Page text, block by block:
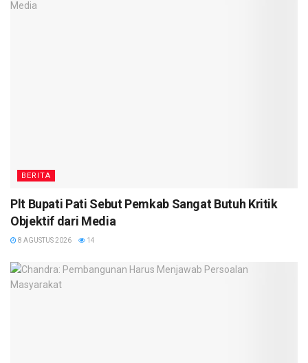
BERITA
Plt Bupati Pati Sebut Pemkab Sangat Butuh Kritik
Objektif dari Media
8 AGUSTUS 2026 14